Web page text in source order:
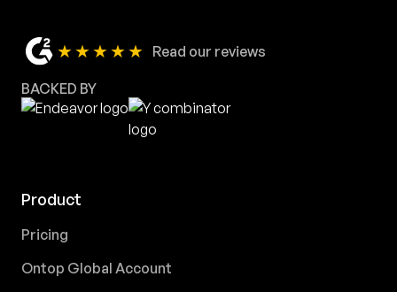
★★★★★ Read our reviews
BACKED BY
Product
Pricing
Ontop Global Account